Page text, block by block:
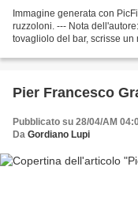
Immagine generata con
ruzzoloni. --- Nota
tovagliolo del bar, scrisse
Pier Francesco
Pubblicato su 28/04/AM
Da Gordiano Lupi